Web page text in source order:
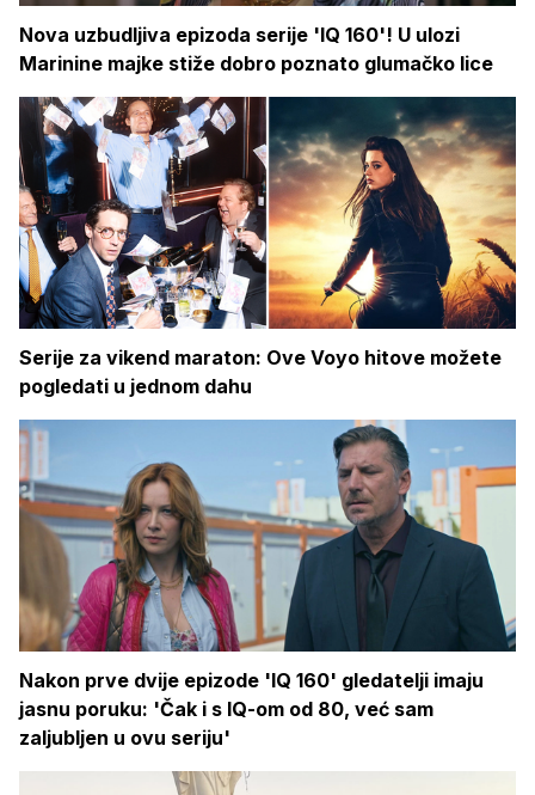
Nova uzbudljiva epizoda serije 'IQ 160'! U ulozi
Marinine majke stiže dobro poznato glumačko lice
Serije za vikend maraton: Ove Voyo hitove možete
pogledati u jednom dahu
Nakon prve dvije epizode 'IQ 160' gledatelji imaju
jasnu poruku: 'Čak i s IQ-om od 80, već sam
zaljubljen u ovu seriju'